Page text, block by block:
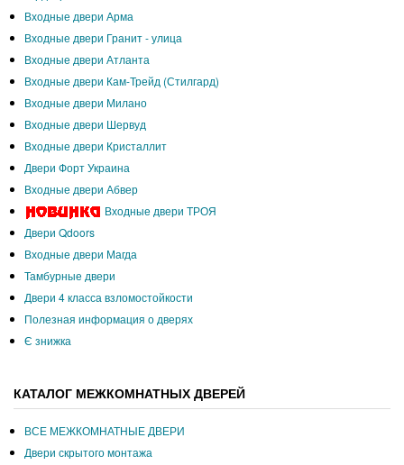
Входные двери Арма
Входные двери Гранит - улица
Входные двери Атланта
Входные двери Кам-Трейд (Стилгард)
Входные двери Милано
Входные двери Шервуд
Входные двери Кристаллит
Двери Форт Украина
Входные двери Абвер
Входные двери ТРОЯ
Двери Qdoors
Входные двери Магда
Тамбурные двери
Двери 4 класса взломостойкости
Полезная информация о дверях
Є знижка
КАТАЛОГ МЕЖКОМНАТНЫХ ДВЕРЕЙ
ВСЕ МЕЖКОМНАТНЫЕ ДВЕРИ
Двери скрытого монтажа